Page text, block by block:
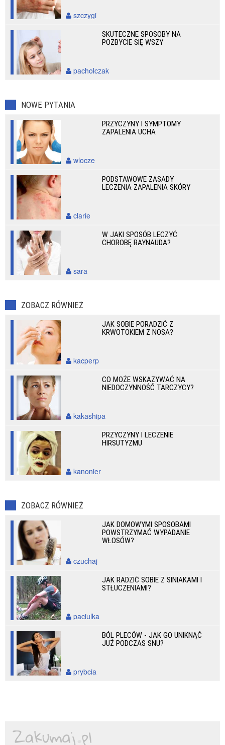
szczygi
SKUTECZNE SPOSOBY NA
POZBYCIE SIĘ WSZY
pacholczak
NOWE PYTANIA
PRZYCZYNY I SYMPTOMY
ZAPALENIA UCHA
wlocze
PODSTAWOWE ZASADY
LECZENIA ZAPALENIA SKÓRY
clarie
W JAKI SPOSÓB LECZYĆ
CHOROBĘ RAYNAUDA?
sara
ZOBACZ RÓWNIEŻ
JAK SOBIE PORADZIĆ Z
KRWOTOKIEM Z NOSA?
kacperp
CO MOŻE WSKAZYWAĆ NA
NIEDOCZYNNOŚĆ TARCZYCY?
kakashipa
PRZYCZYNY I LECZENIE
HIRSUTYZMU
kanonier
ZOBACZ RÓWNIEŻ
JAK DOMOWYMI SPOSOBAMI
POWSTRZYMAĆ WYPADANIE
WŁOSÓW?
czuchaj
JAK RADZIĆ SOBIE Z SINIAKAMI I
STŁUCZENIAMI?
paciulka
BÓL PLECÓW - JAK GO UNIKNĄĆ
JUŻ PODCZAS SNU?
prybcia